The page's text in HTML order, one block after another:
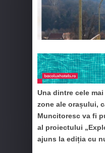
Una dintre cele
zone ale orașului,
Muncitoresc va fi
al proiectului
ajuns la ediția cu